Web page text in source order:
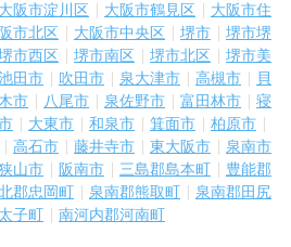
大阪市淀川区 大阪市鶴見区
大阪市住
市北区 大阪市中央区 堺市
堺市堺
市西区 堺市南区 堺市北区
堺市美
田市 吹田市 泉大津市 高槻市
貝
市 八尾市 泉佐野市 富田林市
寝
大東市 和泉市 箕面市
柏原市
高石市 藤井寺市 東大阪市
泉南市
山市 阪南市 三島郡島本町
豊能郡
郡忠岡町 泉南郡熊取町
泉南郡田尻
子町 南河内郡河南町